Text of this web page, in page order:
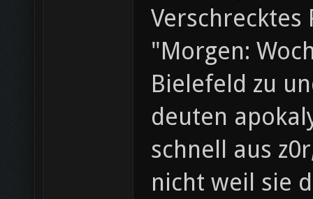
"Morgen:
Bielefeld zu
deuten
schnell aus
nicht weil sie